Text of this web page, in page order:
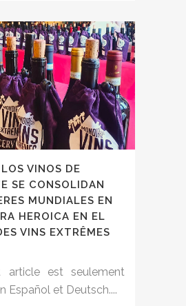
VINOS DE
SE CONSOLIDAN
MUNDIALES EN
HEROICA EN EL
VINS EXTRÊMES
article est seulement
Español et Deutsch....